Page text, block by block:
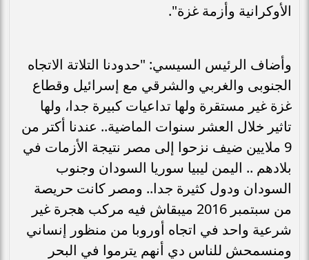
الأوكرانية وأزمة غزة".
وأضاف الرئيس السيسي: "حدودنا التلاتة الاتجاه
الجنوبى والغربي والشرقي مع إسرائيل وقطاع
غزة غير مستقرة ولها تداعيات كبيرة جدا، ولها
تاثير خلال العشر سنوات الماضية.. عندنا أكتر من
9 ملايين ضيف نزحوا إلى مصر نتيجة الأزمات في
بلادهم .. اليمن ليبيا سوريا السودان وجنوب
السودان ودول كثيرة جدا.. ومصر كانت حريصة
من سبتمبر 2016 ميبقاش فيه مركب هجرة غير
شرعية واحد في اتجاه أوروبا من منظور إنساني
ومنسمحش للناس دي أنهم يترموا في البحر